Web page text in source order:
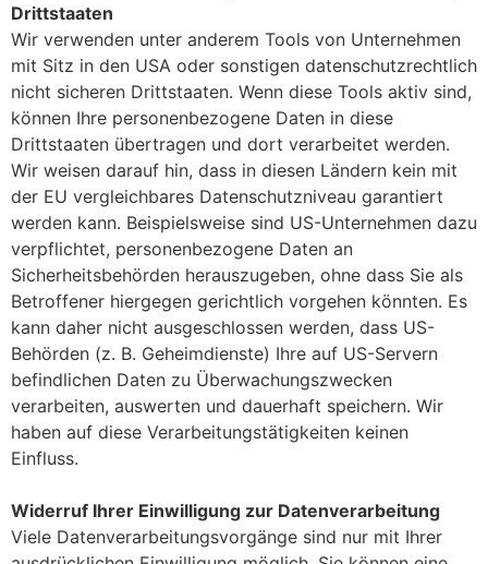
Drittstaaten
Wir verwenden unter anderem Tools von Unternehmen
mit Sitz in den USA oder sonstigen datenschutzrechtlich
nicht sicheren Drittstaaten. Wenn diese Tools aktiv sind,
können Ihre personenbezogene Daten in diese
Drittstaaten übertragen und dort verarbeitet werden.
Wir weisen darauf hin, dass in diesen Ländern kein mit
der EU vergleichbares Datenschutzniveau garantiert
werden kann. Beispielsweise sind US-Unternehmen dazu
verpflichtet, personenbezogene Daten an
Sicherheitsbehörden herauszugeben, ohne dass Sie als
Betroffener hiergegen gerichtlich vorgehen könnten. Es
kann daher nicht ausgeschlossen werden, dass US-
Behörden (z. B. Geheimdienste) Ihre auf US-Servern
befindlichen Daten zu Überwachungszwecken
verarbeiten, auswerten und dauerhaft speichern. Wir
haben auf diese Verarbeitungstätigkeiten keinen
Einfluss.
Widerruf Ihrer Einwilligung zur Datenverarbeitung
Viele Datenverarbeitungsvorgänge sind nur mit Ihrer